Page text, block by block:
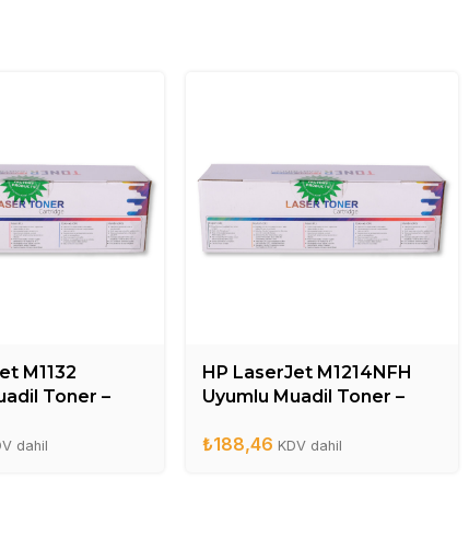
M1132
Toner –
dahil
HP LaserJet M1214NFH
Uyumlu Muadil Toner –
₺188,46 KDV dahil